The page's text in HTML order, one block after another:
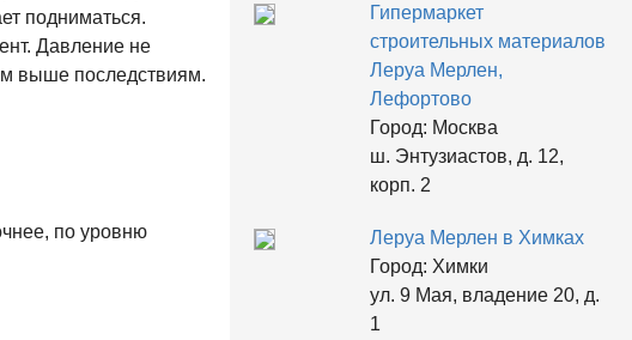
подниматься.
Давление не
выше последствиям.
по уровню
Гипермаркет
строительных материалов
Леруа Мерлен,
Лефортово
Город: Москва
ш. Энтузиастов, д. 12,
корп. 2
Леруа Мерлен в Химках
Город: Химки
ул. 9 Мая, владение 20, д.
1